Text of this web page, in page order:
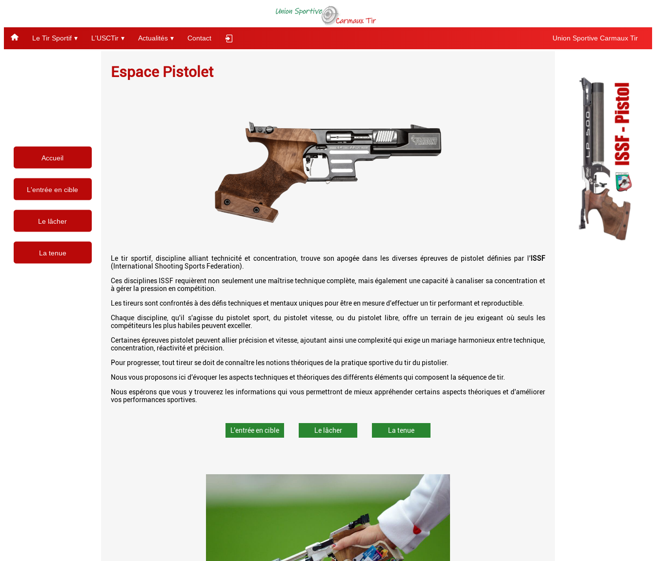
Union Sportive Carmaux Tir
Le Tir Sportif L'USCTir Actualités Contact
Accueil
L'entrée en cible
Le lâcher
La tenue
Espace Pistolet
Le tir sportif, discipline alliant technicité et concentration, trouve son apogée dans les diverses épreuves de pistolet définies par l'ISSF
(International Shooting Sports Federation).
Ces disciplines ISSF requièrent non seulement une maîtrise technique complète, mais également une capacité à canaliser sa concentration et
à gérer la pression en compétition.
Les tireurs sont confrontés à des défis techniques et mentaux uniques pour être en mesure d'effectuer un tir performant et reproductible.
Chaque discipline, qu'il s'agisse du pistolet sport, du pistolet vitesse, ou du pistolet libre, offre un terrain de jeu exigeant où seuls les
compétiteurs les plus habiles peuvent exceller.
Certaines épreuves pistolet peuvent allier précision et vitesse, ajoutant ainsi une complexité qui exige un mariage harmonieux entre technique,
concentration, réactivité et précision.
Pour progresser, tout tireur se doit de connaître les notions théoriques de la pratique sportive du tir du pistolier.
Nous vous proposons ici d'évoquer les aspects techniques et théoriques des différents éléments qui composent la séquence de tir.
Nous espérons que vous y trouverez les informations qui vous permettront de mieux appréhender certains aspects théoriques et d'améliorer
vos performances sportives.
L'entrée en cible Le lâcher La tenue